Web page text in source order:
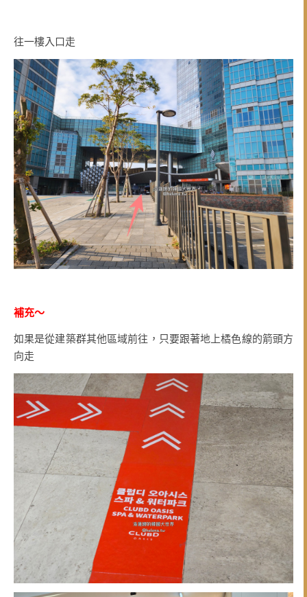
往一樓入口走
補充～
如果是從建築群其他區域前往，只要跟著地上橘色線的箭頭方
向走